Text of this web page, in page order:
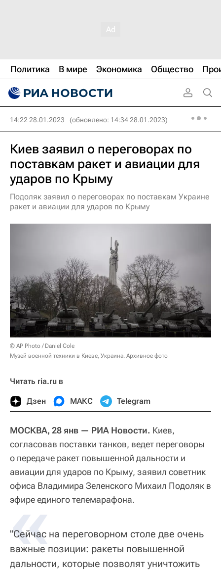
Политика В мире Экономика Общество
14:22 28.01.2023 (обновлено: 14:34 28.01.2023)
Киев заявил о переговорах по
поставкам ракет и авиации для
ударов по Крыму
Подоляк заявил о переговорах по поставкам Украине
ракет и авиации для ударов по Крыму
© AP Photo / Daniel Cole
Музей военной техники в Киеве, Украина. Архивное фото
Читать ria.ru в
Дзен МАКС Telegram
МОСКВА, 28 янв — РИА Новости. Киев,
согласовав поставки танков, ведет переговоры
о передаче ракет повышенной дальности и
авиации для ударов по Крыму, заявил советник
офиса Владимира Зеленского Михаил Подоляк в
эфире единого телемарафона.
«
"Сейчас на переговорном столе две очень
важные позиции: ракеты повышенной
дальности, которые позволят уничтожить